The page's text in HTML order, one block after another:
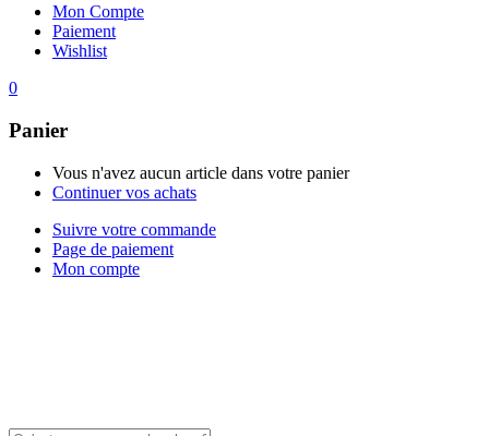
Mon Compte
Paiement
Wishlist
0
Panier
Vous n'avez aucun article dans votre panier
Continuer vos achats
Suivre votre commande
Page de paiement
Mon compte